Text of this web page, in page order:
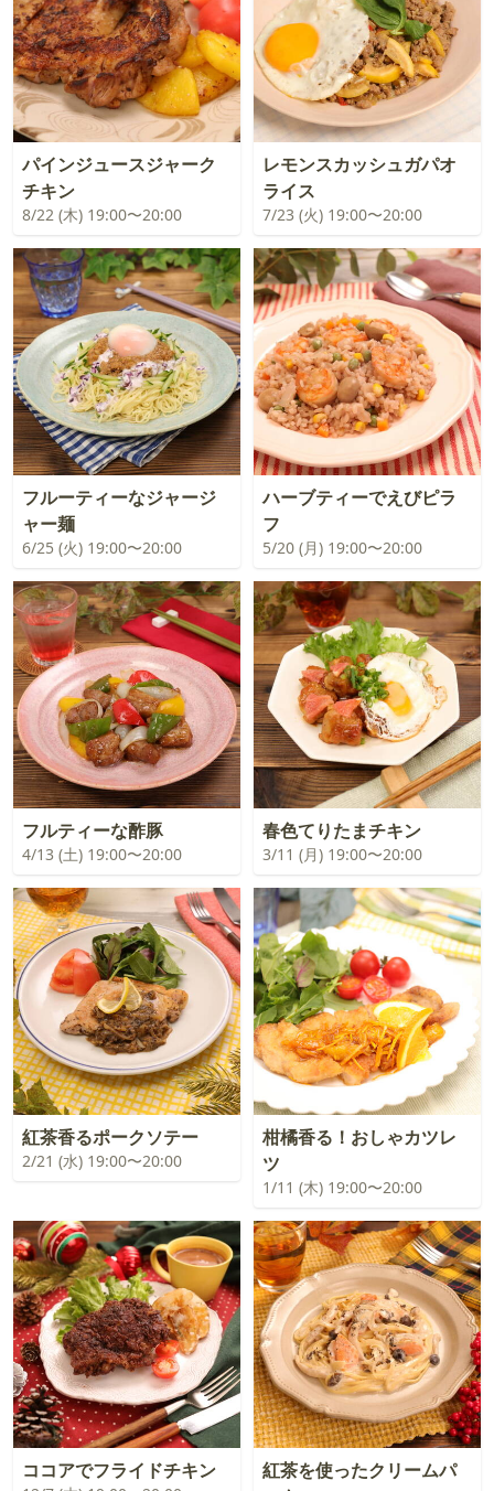
パインジュースジャーク
チキン
8/22 (木) 19:00〜20:00
レモンスカッシュガパオ
ライス
7/23 (火) 19:00〜20:00
フルーティーなジャージ
ャー麺
6/25 (火) 19:00〜20:00
ハーブティーでえびピラ
フ
5/20 (月) 19:00〜20:00
フルティーな酢豚
4/13 (土) 19:00〜20:00
春色てりたまチキン
3/11 (月) 19:00〜20:00
紅茶香るポークソテー
2/21 (水) 19:00〜20:00
柑橘香る！おしゃカツレ
ツ
1/11 (木) 19:00〜20:00
ココアでフライドチキン
紅茶を使ったクリームパ